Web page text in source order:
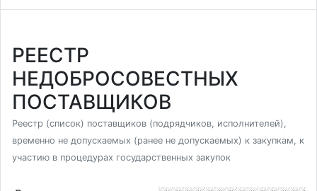
РЕЕСТР
НЕДОБРОСОВЕСТНЫХ
ПОСТАВЩИКОВ
Реестр (список) поставщиков (подрядчиков, исполнителей),
временно не допускаемых (ранее не допускаемых) к закупкам, к
участию в процедурах государственных закупок